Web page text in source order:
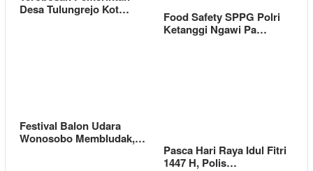
Desa Tulungrejo Kot…
Food Safety SPPG Polri
Ketanggi Ngawi Pa…
Festival Balon Udara
Wonosobo Membludak,…
Pasca Hari Raya Idul Fitri
1447 H, Polis…